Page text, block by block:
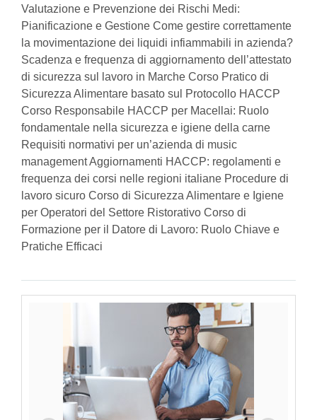
Valutazione e Prevenzione dei Rischi Medi:
Pianificazione e Gestione Come gestire correttamente
la movimentazione dei liquidi infiammabili in azienda?
Scadenza e frequenza di aggiornamento dell’attestato
di sicurezza sul lavoro in Marche Corso Pratico di
Sicurezza Alimentare basato sul Protocollo HACCP
Corso Responsabile HACCP per Macellai: Ruolo
fondamentale nella sicurezza e igiene della carne
Requisiti normativi per un’azienda di music
management Aggiornamenti HACCP: regolamenti e
frequenza dei corsi nelle regioni italiane Procedure di
lavoro sicuro Corso di Sicurezza Alimentare e Igiene
per Operatori del Settore Ristorativo Corso di
Formazione per il Datore di Lavoro: Ruolo Chiave e
Pratiche Efficaci